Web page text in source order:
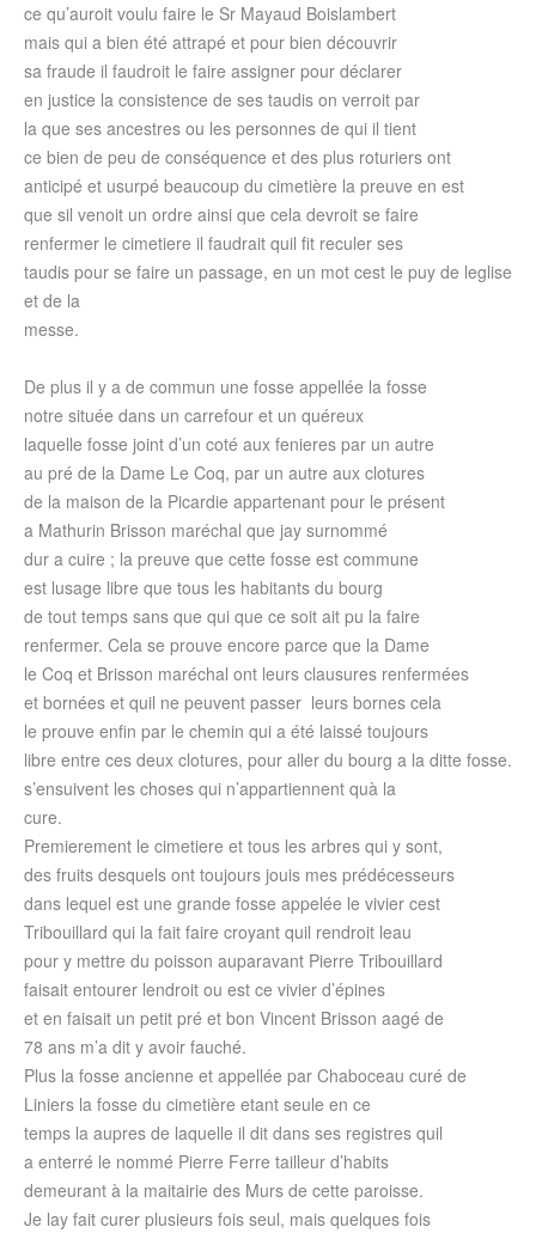
ce qu’auroit voulu faire le Sr Mayaud Boislambert
mais qui a bien été attrapé et pour bien découvrir
sa fraude il faudroit le faire assigner pour déclarer
en justice la consistence de ses taudis on verroit par
la que ses ancestres ou les personnes de qui il tient
ce bien de peu de conséquence et des plus roturiers ont
anticipé et usurpé beaucoup du cimetière la preuve en est
que sil venoit un ordre ainsi que cela devroit se faire
renfermer le cimetiere il faudrait quil fit reculer ses
taudis pour se faire un passage, en un mot cest le puy de leglise
et de la
messe.
De plus il y a de commun une fosse appellée la fosse
notre située dans un carrefour et un quéreux
laquelle fosse joint d’un coté aux fenieres par un autre
au pré de la Dame Le Coq, par un autre aux clotures
de la maison de la Picardie appartenant pour le présent
a Mathurin Brisson maréchal que jay surnommé
dur a cuire ; la preuve que cette fosse est commune
est lusage libre que tous les habitants du bourg
de tout temps sans que qui que ce soit ait pu la faire
renfermer. Cela se prouve encore parce que la Dame
le Coq et Brisson maréchal ont leurs clausures renfermées
et bornées et quil ne peuvent passer leurs bornes cela
le prouve enfin par le chemin qui a été laissé toujours
libre entre ces deux clotures, pour aller du bourg a la ditte fosse.
s’ensuivent les choses qui n’appartiennent quà la
cure.
Premierement le cimetiere et tous les arbres qui y sont,
des fruits desquels ont toujours jouis mes prédécesseurs
dans lequel est une grande fosse appelée le vivier cest
Tribouillard qui la fait faire croyant quil rendroit leau
pour y mettre du poisson auparavant Pierre Tribouillard
faisait entourer lendroit ou est ce vivier d’épines
et en faisait un petit pré et bon Vincent Brisson aagé de
78 ans m’a dit y avoir fauché.
Plus la fosse ancienne et appellée par Chaboceau curé de
Liniers la fosse du cimetière etant seule en ce
temps la aupres de laquelle il dit dans ses registres quil
a enterré le nommé Pierre Ferre tailleur d’habits
demeurant à la maitairie des Murs de cette paroisse.
Je lay fait curer plusieurs fois seul, mais quelques fois